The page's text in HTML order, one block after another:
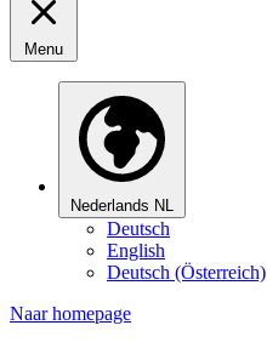
Menu
Nederlands NL
Deutsch
English
Deutsch (Österreich)
Naar homepage